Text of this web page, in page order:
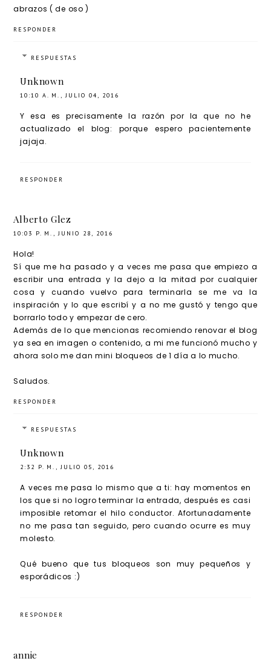
abrazos ( de oso )
RESPONDER
RESPUESTAS
Unknown
10:10 A. M., JULIO 04, 2016
Y esa es precisamente la razón por la que no he
actualizado el blog: porque espero pacientemente
jajaja.
RESPONDER
Alberto Glez
10:03 P. M., JUNIO 28, 2016
Hola!
Sí que me ha pasado y a veces me pasa que empiezo a
escribir una entrada y la dejo a la mitad por cualquier
cosa y cuando vuelvo para terminarla se me va la
inspiración y lo que escribí y a no me gustó y tengo que
borrarlo todo y empezar de cero.
Además de lo que mencionas recomiendo renovar el blog
ya sea en imagen o contenido, a mi me funcionó mucho y
ahora solo me dan mini bloqueos de 1 día a lo mucho.
Saludos.
RESPONDER
RESPUESTAS
Unknown
2:32 P. M., JULIO 05, 2016
A veces me pasa lo mismo que a ti: hay momentos en
los que si no logro terminar la entrada, después es casi
imposible retomar el hilo conductor. Afortunadamente
no me pasa tan seguido, pero cuando ocurre es muy
molesto.
Qué bueno que tus bloqueos son muy pequeños y
esporádicos :)
RESPONDER
annie